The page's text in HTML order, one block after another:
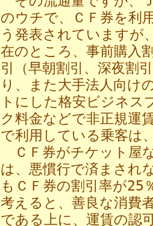
のウチで、ＣＦ券を利
う発表されていますが
在のところ、事前購入
引（早朝割引、深夜割
り、また大手法人向け
トにした格安ビジネス
ク料金などで非正規運
で利用している乗客は
ＣＦ券がチケット屋
は、悪慣行で済まされ
もＣＦ券の割引率が25
考えると、善良な消費
である上に、運賃の認